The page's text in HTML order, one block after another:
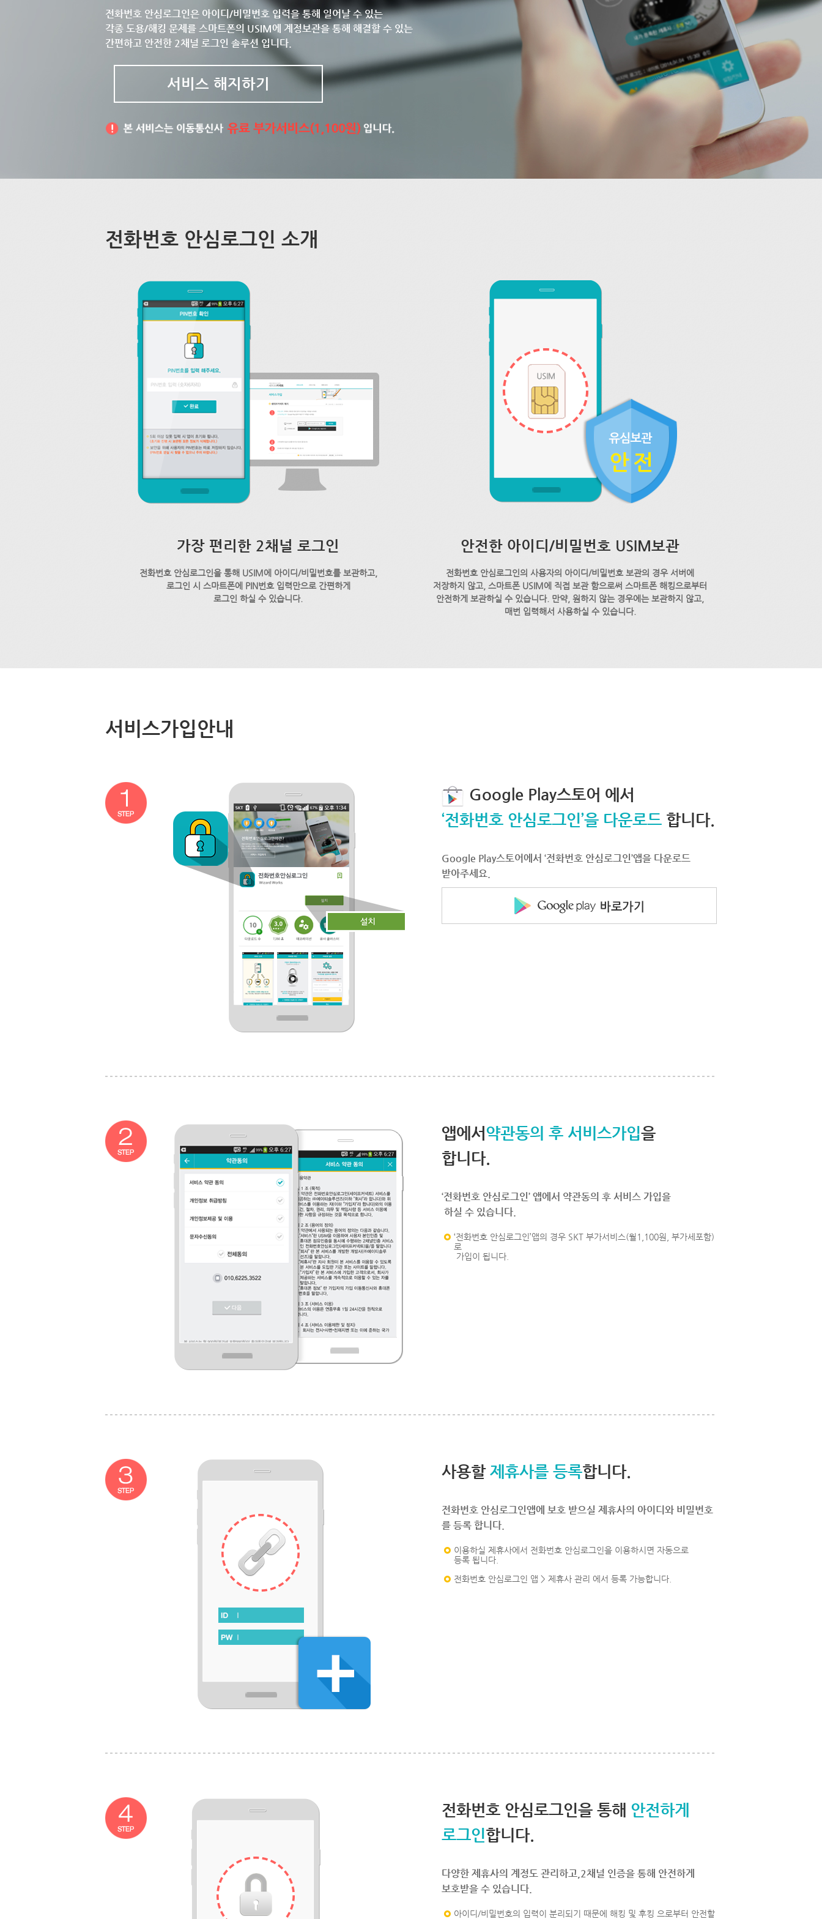
전화번호 안심로그인은 아이디/비밀번호 입력을 통해 일어날 수 있는
각종 도용/해킹 문제를 스마트폰의 USIM에 계정보관을 통해 해결할 수 있는
간편하고 안전한 2채널 로그인 솔루션 입니다.
서비스 해지하기
전화번호 안심로그인 소개
가장 편리한 2채널 로그인
전화번호 안심로그인을 통해 USIM에 아이디/비밀번호를 보관하고,
로그인 시 스마트폰에 PIN번호 입력만으로 간편하게
로그인 하실 수 있습니다.
안전한 아이디/비밀번호 USIM보관
전화번호 안심로그인의 사용자의 아이디/비밀번호 보관의 경우 서버에
저장하지 않고, 스마트폰 USIM에 직접 보관 함으로써 스마트폰 해킹으로부터
안전하게 보관하실 수 있습니다. 만약, 원하지 않는 경우에는 보관하지 않고,
매번 입력해서 사용하실 수 있습니다.
서비스가입안내
Google Play스토어 에서
‘전화번호 안심로그인’을 다운로드 합니다.
Google Play스토어에서 ‘전화번호 안심로그인’앱을 다운로드
받아주세요.
앱에서 약관동의 후 서비스가입을
합니다.
‘전화번호 안심로그인’ 앱에서 약관동의 후 서비스 가입을
하실 수 있습니다.
‘전화번호 안심로그인’앱의 경우 SKT 부가서비스(월1,100원, 부가세포함)
로
가입이 됩니다.
사용할 제휴사를 등록합니다.
전화번호 안심로그인앱에 보호 받으실 제휴사의 아이디와 비밀번호
를 등록 합니다.
이용하실 제휴사에서 전화번호 안심로그인을 이용하시면 자동으로
등록 됩니다.
전화번호 안심로그인 앱 > 제휴사 관리 에서 등록 가능합니다.
전화번호 안심로그인을 통해 안전하게
로그인합니다.
다양한 제휴사의 계정도 관리하고,2채널 인증을 통해 안전하게
보호받을 수 있습니다.
아이디/비밀번호의 입력이 분리되기 때문에 해킹 및 후킹 으로부터 안전할